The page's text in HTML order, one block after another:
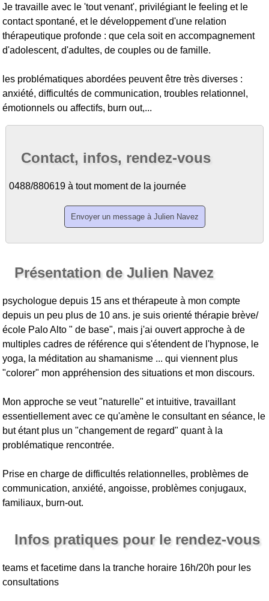
Je travaille avec le 'tout venant', privilégiant le feeling et le
contact spontané, et le développement d'une relation
thérapeutique profonde : que cela soit en accompagnement
d'adolescent, d'adultes, de couples ou de famille.
les problématiques abordées peuvent être très diverses :
anxiété, difficultés de communication, troubles relationnel,
émotionnels ou affectifs, burn out,...
Contact, infos, rendez-vous
0488/880619 à tout moment de la journée
Présentation de Julien Navez
psychologue depuis 15 ans et thérapeute à mon compte
depuis un peu plus de 10 ans. je suis orienté thérapie brève/
école Palo Alto " de base", mais j'ai ouvert approche à de
multiples cadres de référence qui s'étendent de l'hypnose, le
yoga, la méditation au shamanisme ... qui viennent plus
"colorer" mon appréhension des situations et mon discours.
Mon approche se veut "naturelle" et intuitive, travaillant
essentiellement avec ce qu'amène le consultant en séance, le
but étant plus un "changement de regard" quant à la
problématique rencontrée.
Prise en charge de difficultés relationnelles, problèmes de
communication, anxiété, angoisse, problèmes conjugaux,
familiaux, burn-out.
Infos pratiques pour le rendez-vous
teams et facetime dans la tranche horaire 16h/20h pour les
consultations